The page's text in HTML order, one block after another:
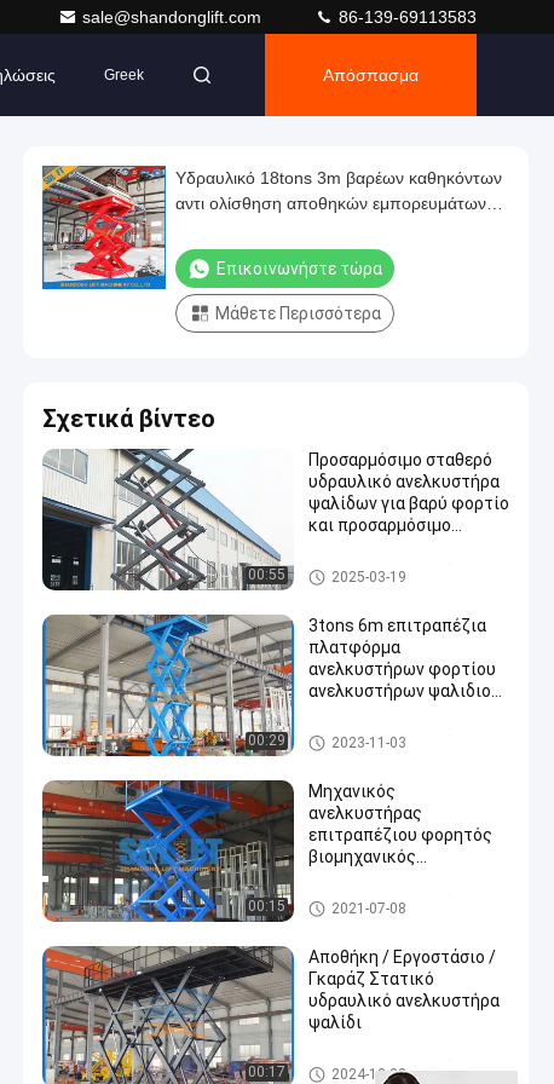
sale@shandonglift.com 86-139-69113583
Greek Απόσπασμα
Υδραυλικό 18tons 3m βαρέων καθηκόντων
αντι ολίσθηση αποθηκών εμπορευμάτων
Επικοινωνήστε τώρα
Μάθετε Περισσότερα
Σχετικά βίντεο
00:55
Προσαρμόσιμο σταθερό
υδραυλικό ανελκυστήρα
ψαλίδων για βαρύ φορτίο
και προσαρμόσιμο
Στάσιμος υδραυλικός ανελκ
υστήρας ψαλιδιού
2025-03-19
00:29
3tons 6m επιτραπέζια
πλατφόρμα
ανελκυστήρων φορτίου
ανελκυστήρων ψαλιδιού
εμπορευμάτων στάσιμη
υδραυλική
Στάσιμος υδραυλικός ανελκ
υστήρας ψαλιδιού
2023-11-03
00:15
Μηχανικός
ανελκυστήρας
επιτραπέζιου φορητός
βιομηχανικός
ανελκυστήρων ψαλιδιού
με το CE
Στάσιμος υδραυλικός ανελκ
υστήρας ψαλιδιού
2021-07-08
00:17
Αποθήκη / Εργοστάσιο /
Γκαράζ Στατικό
υδραυλικό ανελκυστήρα
ψαλίδι
Στάσιμος υδραυλικός ανελκ
2024-12-23